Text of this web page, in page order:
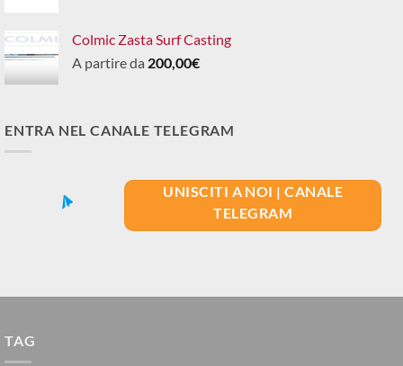
Colmic Zasta Surf Casting
A partire da 200,00€
ENTRA NEL CANALE TELEGRAM
UNISCITI A NOI | CANALE
TELEGRAM
TAG